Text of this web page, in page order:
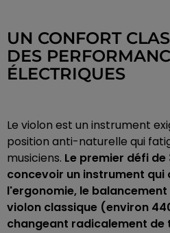
UN CONFORT
DES
ÉLECTRIQUES
Le violon est un instrument
position anti-naturelle qui
musiciens. Le premier défi
concevoir un instrument
l'ergonomie, le balancement
violon classique (environ
changeant radicalement de